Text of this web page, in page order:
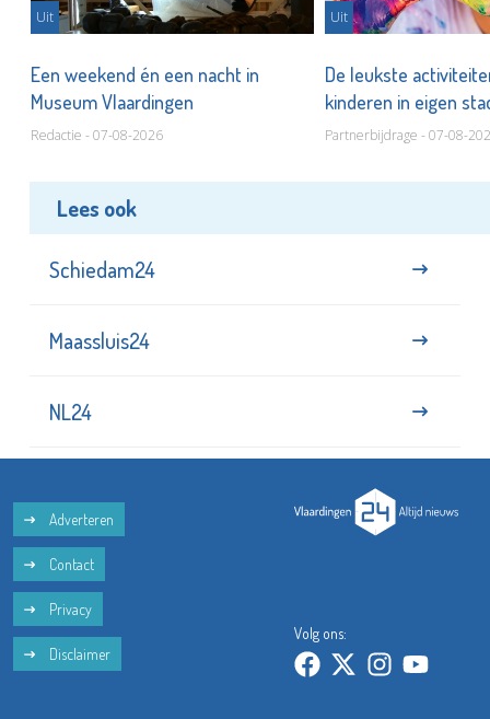
Uit
Een weekend én een nacht in
Museum Vlaardingen
Redactie - 07-08-2026
Uit
De leukste
kinderen in eigen
Partnerbijdrage - 07-08-
Lees ook
Schiedam24
Maassluis24
NL24
Adverteren
Contact
Privacy
Disclaimer
Volg ons: